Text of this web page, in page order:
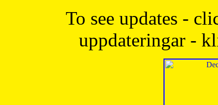
To see updates -
uppdateringar -